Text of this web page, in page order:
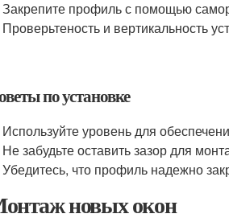
Закрепите профиль с помощью
Проверьтеность и вертикальность
по установке
Используйте уровень для
Не забудьте оставить зазор для
Убедитесь, что профиль надежно
новых окон